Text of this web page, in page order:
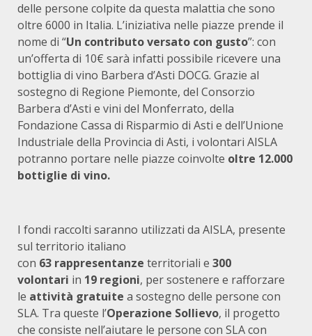
delle persone colpite da questa malattia che sono
oltre 6000 in Italia. L’iniziativa nelle piazze prende il
nome di “Un contributo versato con gusto”: con
un’offerta di 10€ sarà infatti possibile ricevere una
bottiglia di vino Barbera d’Asti DOCG. Grazie al
sostegno di Regione Piemonte, del Consorzio
Barbera d’Asti e vini del Monferrato, della
Fondazione Cassa di Risparmio di Asti e dell’Unione
Industriale della Provincia di Asti, i volontari AISLA
potranno portare nelle piazze coinvolte oltre 12.000
bottiglie di vino.
I fondi raccolti saranno utilizzati da AISLA, presente
sul territorio italiano
con 63 rappresentanze territoriali e 300
volontari in 19 regioni, per sostenere e rafforzare
le attività gratuite a sostegno delle persone con
SLA. Tra queste l’Operazione Sollievo, il progetto
che consiste nell’aiutare le persone con SLA con